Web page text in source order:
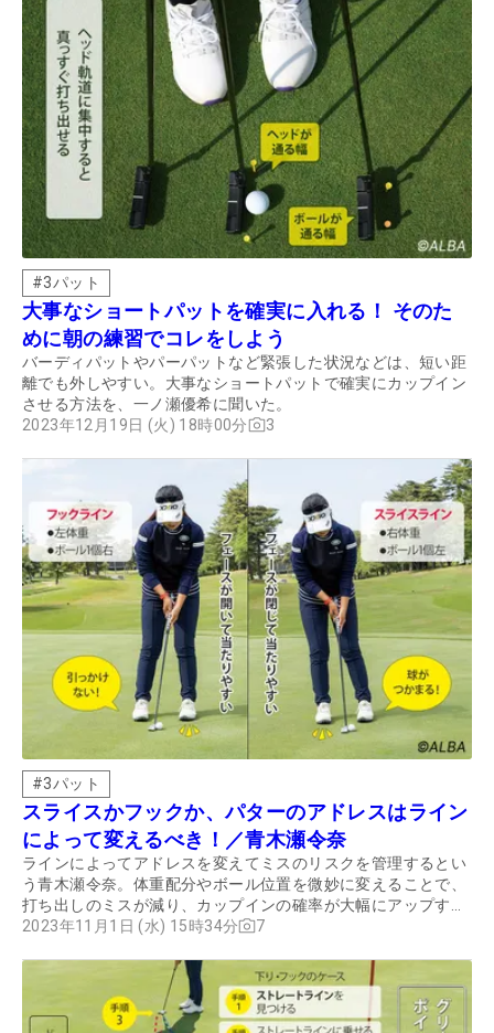
#3パット
大事なショートパットを確実に入れる！ そのた
めに朝の練習でコレをしよう
バーディパットやパーパットなど緊張した状況などは、短い距
離でも外しやすい。大事なショートパットで確実にカップイン
させる方法を、一ノ瀬優希に聞いた。
2023年12月19日 (火) 18時00分
3
#3パット
スライスかフックか、パターのアドレスはライン
によって変えるべき！／青木瀬令奈
ラインによってアドレスを変えてミスのリスクを管理するとい
う青木瀬令奈。体重配分やボール位置を微妙に変えることで、
打ち出しのミスが減り、カップインの確率が大幅にアップする
と教えてくれた。ドライバーの飛距離は220ヤード前後、ツア
2023年11月1日 (水) 15時34分 7